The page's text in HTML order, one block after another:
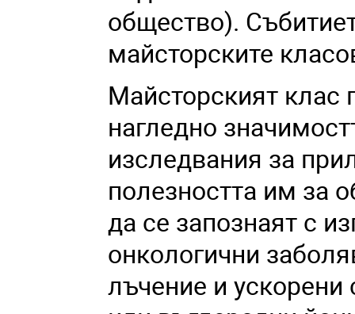
общество).
майсторските
Майсторският клас
нагледно
изследвания за
полезността им за
да се запознаят с
онкологични
лъчение и ускорени